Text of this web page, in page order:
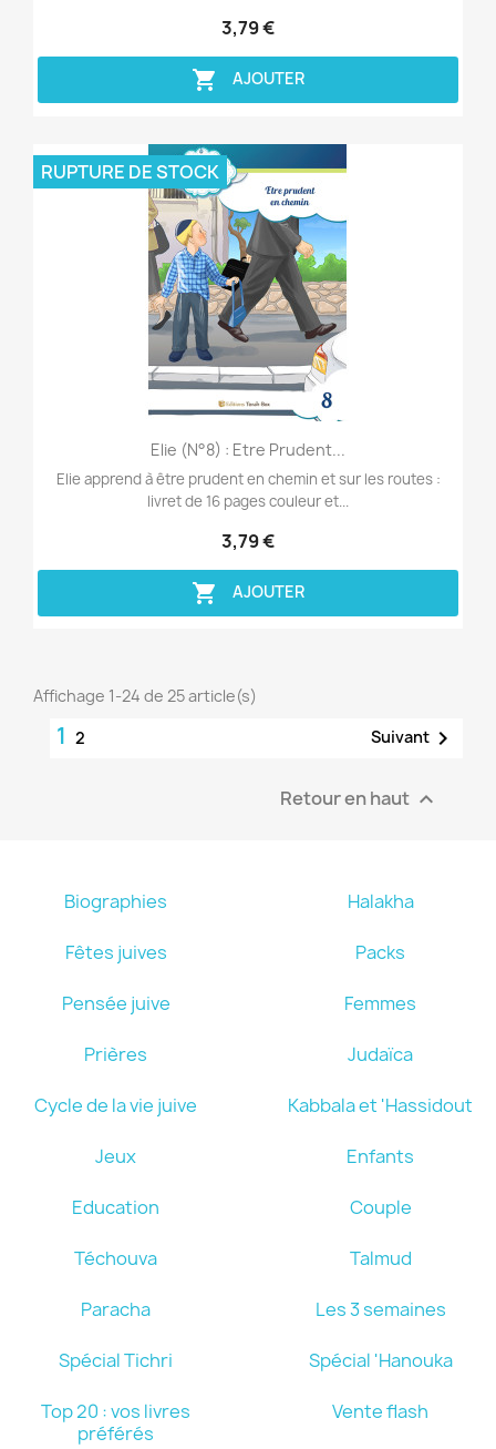
3,79 €
 AJOUTER
Aperçu rapide
Elie (n°8) : Etre Prudent...
Elie apprend à être prudent en chemin et sur les routes :
livret de 16 pages couleur et...
3,79 €
 AJOUTER
RUPTURE DE STOCK
Affichage 1-24 de 25 article(s)
1 2 Suivant 
Retour en haut 
Biographies Halakha
Fêtes juives Packs
Pensée juive Femmes
Prières Judaïca
Cycle de la vie juive Kabbala et 'Hassidout
Jeux Enfants
Education Couple
Téchouva Talmud
Paracha Les 3 semaines
Spécial Tichri Spécial 'Hanouka
Top 20 : vos livres
préférés
Vente flash